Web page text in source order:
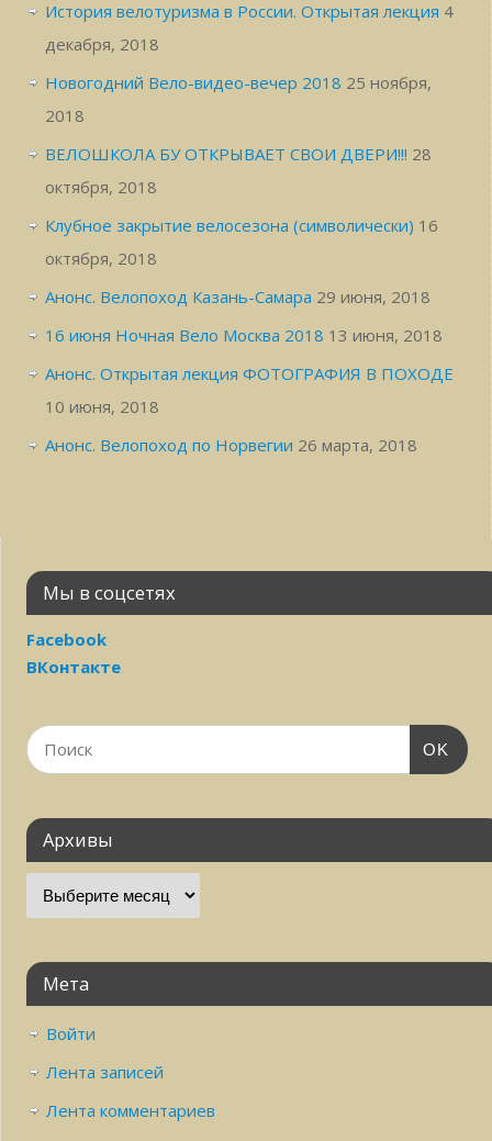
История велотуризма в России. Открытая лекция 4
декабря, 2018
Новогодний Вело-видео-вечер 2018 25 ноября,
2018
ВЕЛОШКОЛА БУ ОТКРЫВАЕТ СВОИ ДВЕРИ!!! 28
октября, 2018
Клубное закрытие велосезона (символически) 16
октября, 2018
Анонс. Велопоход Казань-Самара 29 июня, 2018
16 июня Ночная Вело Москва 2018 13 июня, 2018
Анонс. Открытая лекция ФОТОГРАФИЯ В ПОХОДЕ
10 июня, 2018
Анонс. Велопоход по Норвегии 26 марта, 2018
Мы в соцсетях
Facebook
ВКонтакте
OK
Архивы
Мета
Войти
Лента записей
Лента комментариев